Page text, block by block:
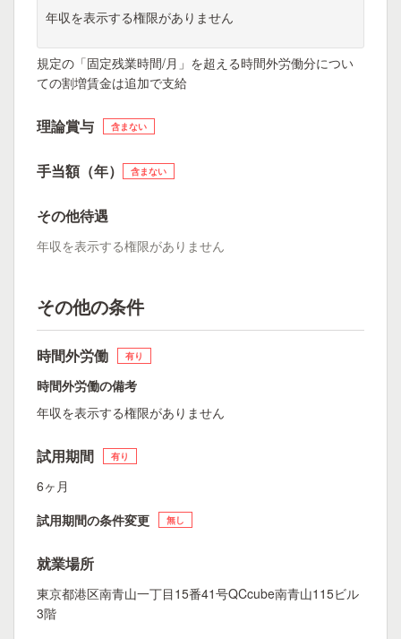
年収を表示する権限がありません
規定の「固定残業時間/月」を超える時間外労働分につい
ての割増賃金は追加で支給
理論賞与 含まない
手当額（年） 含まない
その他待遇
年収を表示する権限がありません
その他の条件
時間外労働 有り
時間外労働の備考
年収を表示する権限がありません
試用期間 有り
6ヶ月
試用期間の条件変更
無し
就業場所
東京都港区南青山一丁目15番41号QCcube南青山115ビル
3階